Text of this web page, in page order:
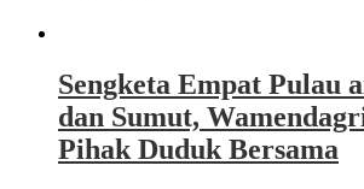
Sengketa Empat Pulau
dan Sumut,
Pihak Duduk Bersama